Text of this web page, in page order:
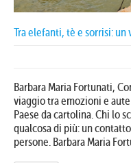
Tra elefanti, tè e sorrisi: un
Barbara Maria Fortunati,
viaggio tra emozioni e
Paese da cartolina. Chi lo
qualcosa di più: un
persone. Barbara Maria